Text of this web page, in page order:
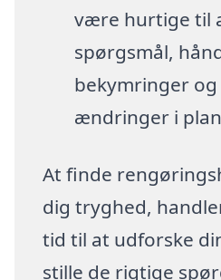
være hurtige til
spørgsmål,
bekymringer
ændringer i
At finde
dig tryghed,
tid til at udforske
stille de rigtige